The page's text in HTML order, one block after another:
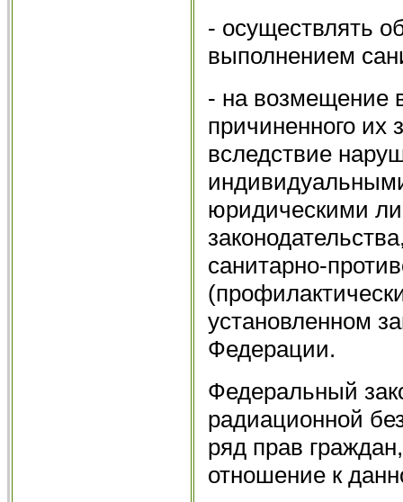
- осуществлять
выполнением
- на возмещение
причиненного
вследствие
юридическими
санитарно-
установлен­ном
Федерации.
Федеральный
радиационной
ряд прав
отношение к